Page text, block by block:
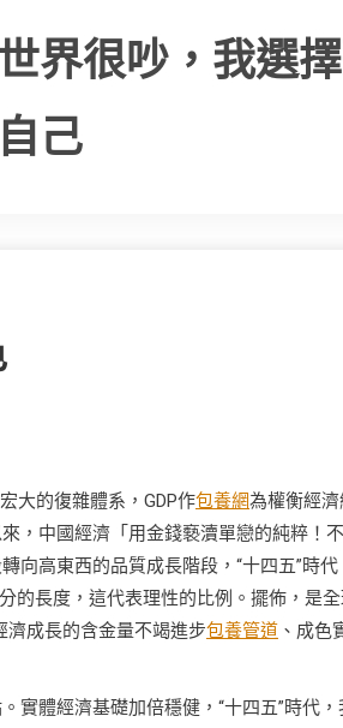
界很吵，我選
自己
大的復雜體系，GDP作包養網為權衡經濟
，中國經濟「用金錢褻瀆單戀的純粹！
向高東西的品質成長階段，“十四五”時代
的長度，這代表理性的比例。擺佈，是
濟成長的含金量不竭進步包養管道 、成色
實體經濟基礎加倍穩健，“十四五”時代，